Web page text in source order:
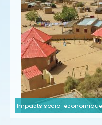
Impacts socio-